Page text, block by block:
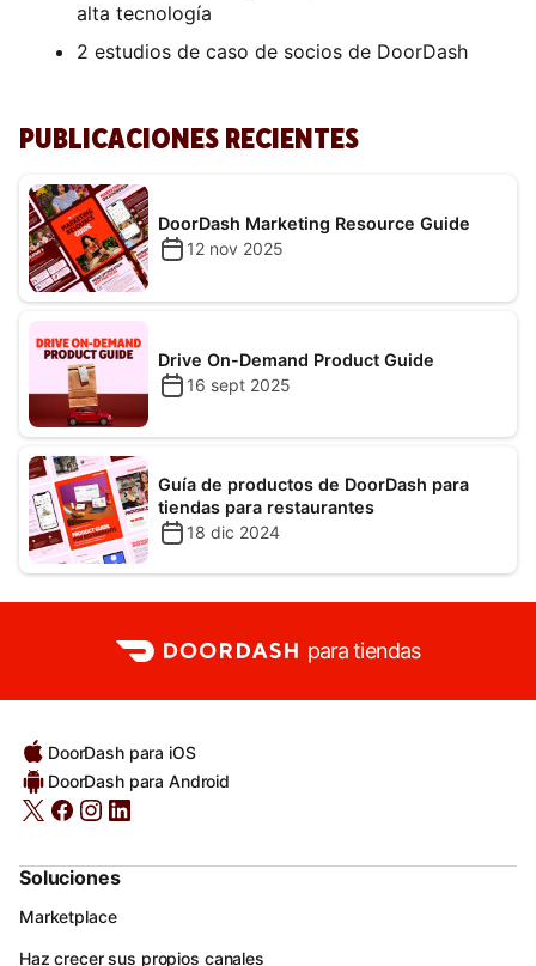
alta tecnología
2 estudios de caso de socios de DoorDash
PUBLICACIONES RECIENTES
DoorDash Marketing Resource Guide
12 nov 2025
Drive On-Demand Product Guide
16 sept 2025
Guía de productos de DoorDash para
tiendas para restaurantes
18 dic 2024
para tiendas
DoorDash para iOS
DoorDash para Android
Soluciones
Marketplace
Haz crecer sus propios canales